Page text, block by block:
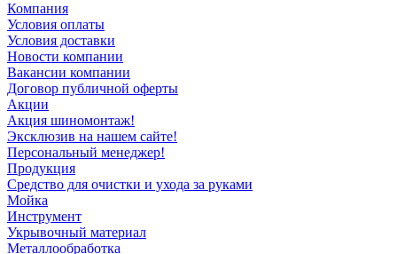
Компания
Условия оплаты
Условия доставки
Новости компании
Вакансии компании
Договор публичной оферты
Акции
Акция шиномонтаж!
Эксклюзив на нашем сайте!
Персональный менеджер!
Продукция
Средство для очистки и ухода за руками
Мойка
Инструмент
Укрывочный материал
Металлообработка